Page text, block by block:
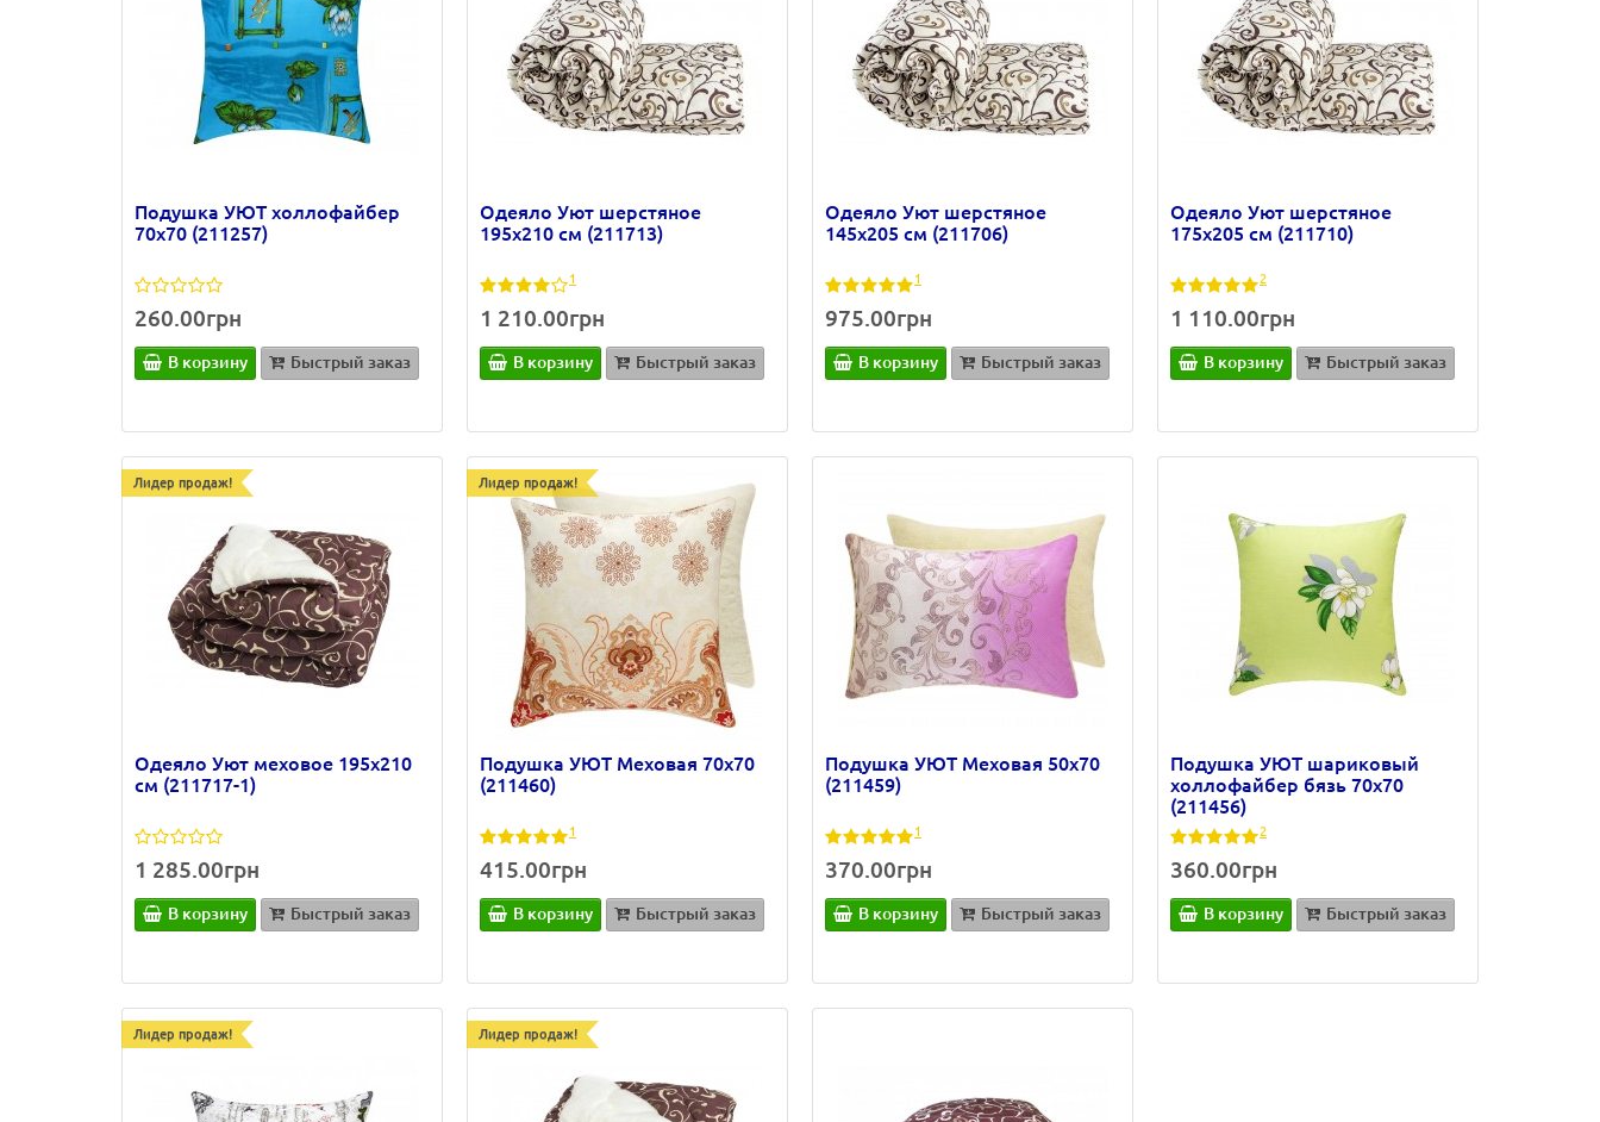
Подушка УЮТ холлофайбер
70х70 (211257)
260.00грн
В корзину Быстрый заказ
Одеяло Уют шерстяное
195х210 см (211713)
1
1 210.00грн
В корзину Быстрый заказ
Одеяло Уют шерстяное
145х205 см (211706)
1
975.00грн
В корзину Быстрый заказ
Одеяло Уют шерстяное
175х205 см (211710)
2
1 110.00грн
В корзину Быстрый заказ
Лидер продаж!
Одеяло Уют меховое 195х210
см (211717-1)
1 285.00грн
В корзину Быстрый заказ
Лидер продаж!
Подушка УЮТ Меховая 70х70
(211460)
1
415.00грн
В корзину Быстрый заказ
Подушка УЮТ Меховая 50х70
(211459)
1
370.00грн
В корзину Быстрый заказ
Подушка УЮТ шариковый
холлофайбер бязь 70х70
(211456)
2
360.00грн
В корзину Быстрый заказ
Лидер продаж! Лидер продаж!